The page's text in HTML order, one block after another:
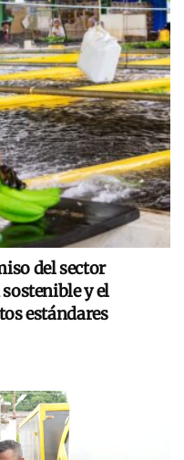
del sector
y el
estándares